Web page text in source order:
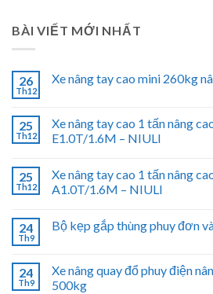
BÀI VIẾT MỚI NHẤT
26
Th12
Xe nâng tay cao mini 260kg
25
Th12
Xe nâng tay cao 1 tấn nâng
E1.0T/1.6M – NIULI
25
Th12
Xe nâng tay cao 1 tấn nâng
A1.0T/1.6M – NIULI
24
Th9
Bộ kẹp gắp thùng phuy đơn
24
Th9
Xe nâng quay đổ phuy điện
500kg